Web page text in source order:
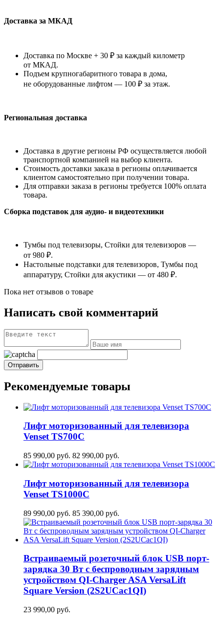
Доставка за МКАД
Доставка по Москве + 30 ₽ за каждый километр
от МКАД.
Подъем крупногабаритного товара в дома,
не оборудованные лифтом — 100 ₽ за этаж.
Региональная доставка
Доставка в другие регионы РФ осуществляется любой
транспортной компанией на выбор клиента.
Стоимость доставки заказа в регионы оплачивается
клиентом самостоятельно при получении товара.
Для отправки заказа в регионы требуется 100% оплата
товара.
Сборка подставок для аудио- и видеотехники
Тумбы под телевизоры, Стойки для телевизоров —
от 980 ₽.
Настольные подставки для телевизоров, Тумбы под
аппаратуру, Стойки для акустики — от 480 ₽.
Пока нет отзывов о товаре
Написать свой комментарий
Рекомендуемые товары
Лифт моторизованный для телевизора
Venset TS700С
85 990,00 руб. 82 990,00 руб.
Лифт моторизованный для телевизора
Venset TS1000C
89 990,00 руб. 85 390,00 руб.
Встраиваемый розеточный блок USB порт-
зарядка 30 Вт c беспроводным зарядным
устройством QI-Charger ASA VersaLift
Square Version (2S2UCaс1QI)
23 990,00 руб.